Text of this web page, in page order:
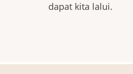
dapat kita lalui.